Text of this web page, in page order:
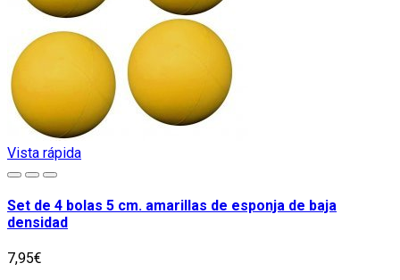
Vista rápida
Set de 4 bolas 5 cm. amarillas de esponja de baja
densidad
7,95€